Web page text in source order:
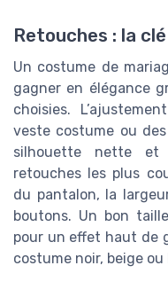
Retouches : la
Un costume de
gagner en élégance
choisies.
veste costume ou
silhouette nette
retouches les plus
du pantalon, la
boutons. Un bon
pour un effet haut de
costume noir, beige ou